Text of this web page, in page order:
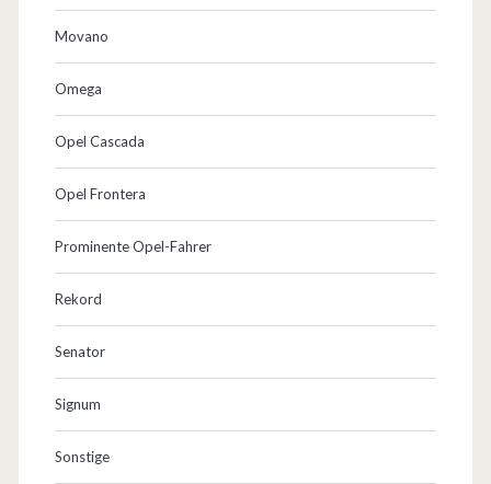
Movano
Omega
Opel Cascada
Opel Frontera
Prominente Opel-Fahrer
Rekord
Senator
Signum
Sonstige